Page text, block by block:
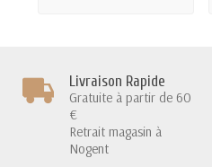
Livraison Rapide
Gratuite à partir de 60
€
Retrait magasin à
Nogent